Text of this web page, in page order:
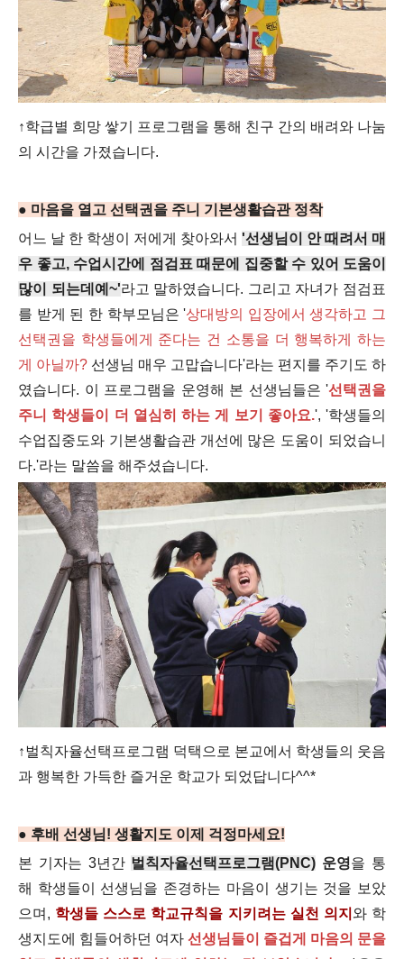
↑학급별 희망 쌓기 프로그램을 통해 친구 간의 배려와 나눔
의 시간을 가졌습니다.
● 마음을 열고 선택권을 주니 기본생활습관 정착
어느 날 한 학생이 저에게 찾아와서 '선생님이 안 때려서 매
우 좋고, 수업시간에 점검표 때문에 집중할 수 있어 도움이
많이 되는데예~'라고 말하였습니다. 그리고 자녀가 점검표
를 받게 된 한 학부모님은 '상대방의 입장에서 생각하고 그
선택권을 학생들에게 준다는 건 소통을 더 행복하게 하는
게 아닐까? 선생님 매우 고맙습니다'라는 편지를 주기도 하
였습니다. 이 프로그램을 운영해 본 선생님들은 '선택권을
주니 학생들이 더 열심히 하는 게 보기 좋아요.', '학생들의
수업집중도와 기본생활습관 개선에 많은 도움이 되었습니
다.'라는 말씀을 해주셨습니다.
↑벌칙자율선택프로그램 덕택으로 본교에서 학생들의 웃음
과 행복한 가득한 즐거운 학교가 되었답니다^^*
● 후배 선생님! 생활지도 이제 걱정마세요!
본 기자는 3년간 벌칙자율선택프로그램(PNC) 운영을 통
해 학생들이 선생님을 존경하는 마음이 생기는 것을 보았
으며, 학생들 스스로 학교규칙을 지키려는 실천 의지 와 학
생지도에 힘들어하던 여자 선생님들이 즐겁게 마음의 문을